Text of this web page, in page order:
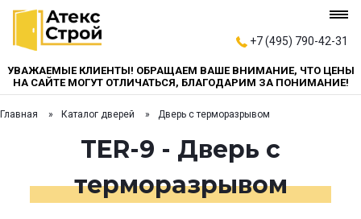
+7 (495) 790-42-31
УВАЖАЕМЫЕ КЛИЕНТЫ! ОБРАЩАЕМ ВАШЕ ВНИМАНИЕ, ЧТО ЦЕНЫ
НА САЙТЕ МОГУТ ОТЛИЧАТЬСЯ, БЛАГОДАРИМ ЗА ПОНИМАНИЕ!
Главная Каталог дверей Дверь с терморазрывом
TER-9 - Дверь с
терморазрывом